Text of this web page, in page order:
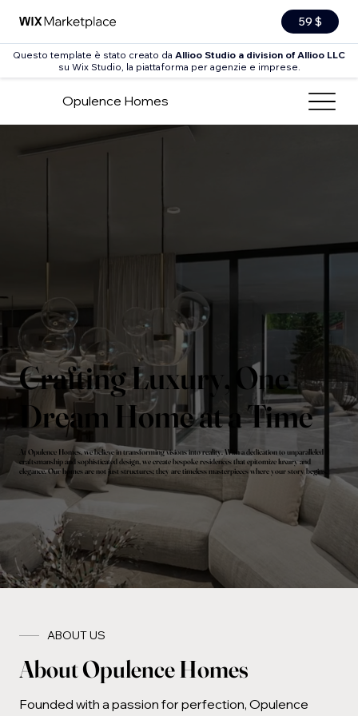
59 $
Questo template è stato creato da Allioo Studio a division of Allioo LLC
su Wix Studio, la piattaforma per agenzie e imprese.